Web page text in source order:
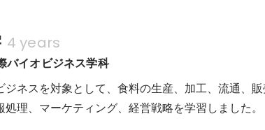
4 years
バイオビジネス学科
ジネスを対象として、食料の生産、加工、流通、
理、マーケティング、経営戦略を学習しました。